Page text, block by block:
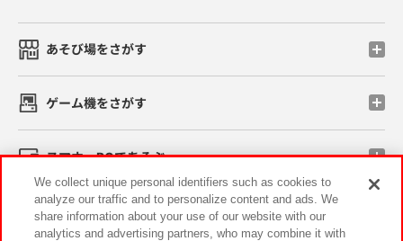
あそび場をさがす
ゲーム機をさがす
スマホ・PCであそぶ
イベント・キャンペーン
We collect unique personal identifiers such as cookies to
analyze our traffic and to personalize content and ads. We
share information about your use of our website with our
analytics and advertising partners, who may combine it with